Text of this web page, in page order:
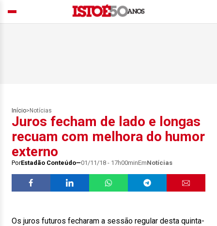
Início> Notícias
Juros fecham de lado e longas
recuam com melhora do humor
externo
PorEstadão Conteúdo 01/11/18 - 17h00minEmNotícias
Os juros futuros fecharam a sessão regular desta quinta-